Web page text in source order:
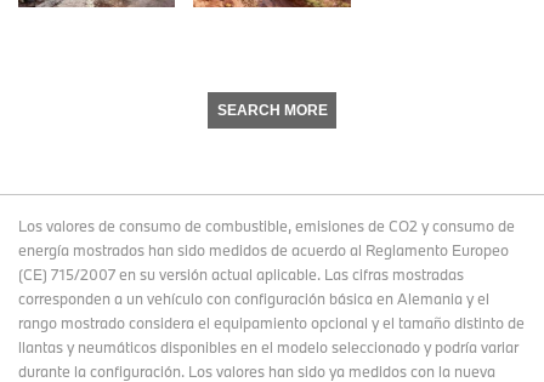
SEARCH MORE
Los valores de consumo de combustible, emisiones de CO2 y consumo de
energía mostrados han sido medidos de acuerdo al Reglamento Europeo
(CE) 715/2007 en su versión actual aplicable. Las cifras mostradas
corresponden a un vehículo con configuración básica en Alemania y el
rango mostrado considera el equipamiento opcional y el tamaño distinto de
llantas y neumáticos disponibles en el modelo seleccionado y podría variar
durante la configuración. Los valores han sido ya medidos con la nueva